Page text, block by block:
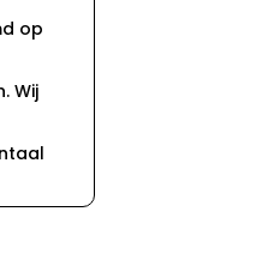
op
Wij